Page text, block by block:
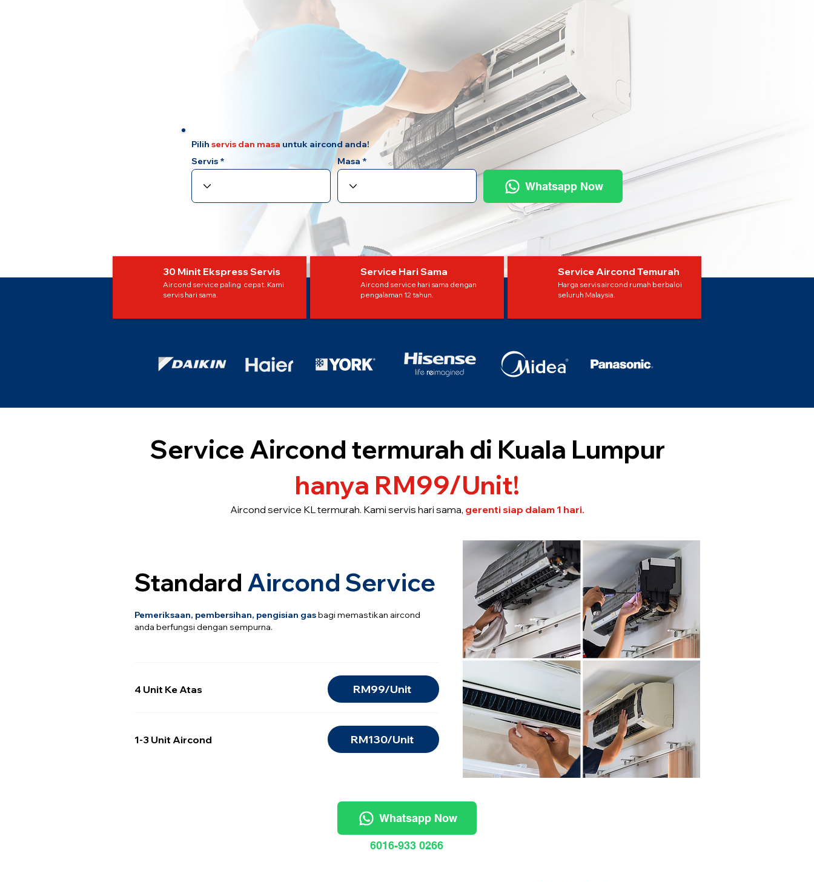
Pilih servis dan masa untuk aircond anda!
Servis
Masa
Whatsapp Now
30 Minit Ekspress Servis
Aircond service paling cepat. Kami
servis hari sama.
Service Hari Sama
Aircond service hari sama dengan
pengalaman 12 tahun.
Service Aircond Temurah
Harga servis aircond rumah berbaloi
seluruh Malaysia.
Service Aircond termurah di Kuala Lumpur
hanya RM99/Unit!
Aircond service KL termurah. Kami servis hari sama, gerenti siap dalam 1 hari.
Standard Aircond Service
Pemeriksaan, pembersihan, pengisian gasbagi memastikan aircond
anda berfungsi dengan sempurna.
4 Unit Ke Atas RM99/Unit
1-3 Unit Aircond RM130/Unit
Whatsapp Now
6016-933 0266